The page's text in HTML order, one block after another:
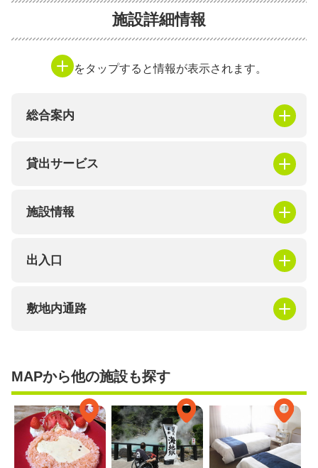
施設詳細情報
をタップすると情報が表示されます。
総合案内
貸出サービス
施設情報
出入口
敷地内通路
MAPから他の施設も探す